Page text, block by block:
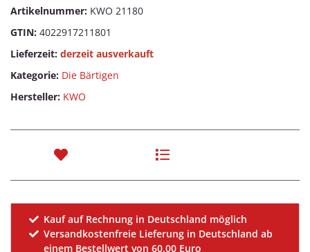
Artikelnummer: KWO 21180
GTIN: 4022917211801
Lieferzeit: derzeit ausverkauft
Kategorie: Die Bärtigen
Hersteller: KWO
Kauf auf Rechnung in Deutschland möglich
Versandkostenfreie Lieferung in Deutschland ab
einem Bestellwert von 60,00 Euro